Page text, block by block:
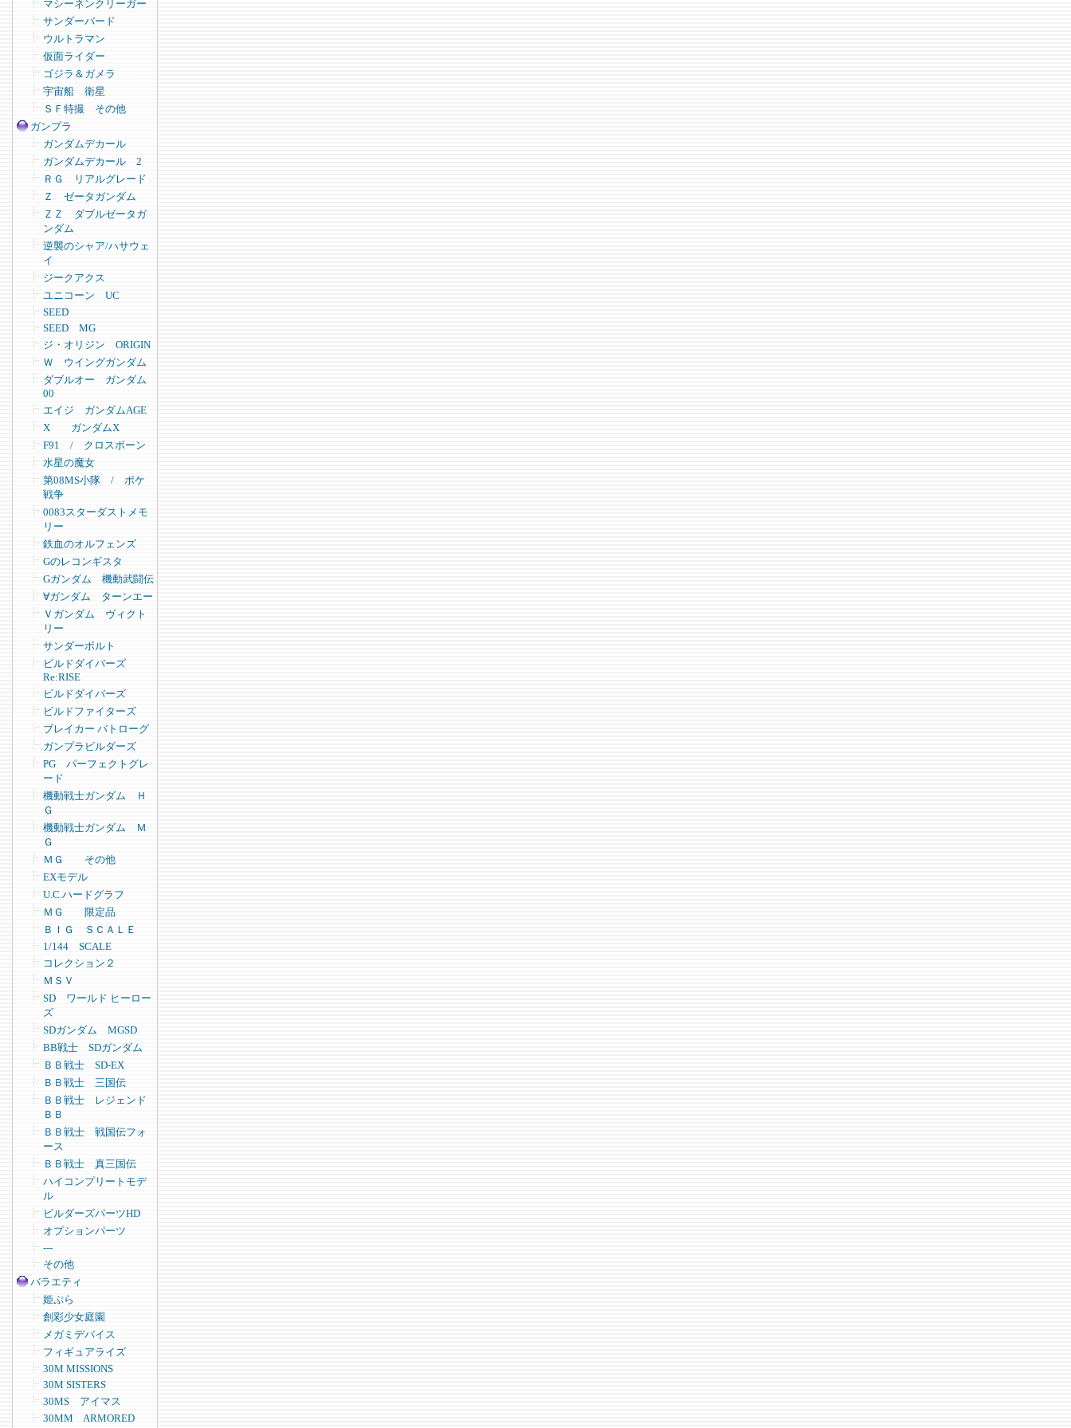
マシーネンクリーガー
サンダーバード
ウルトラマン
仮面ライダー
ゴジラ＆ガメラ
宇宙船 衛星
ＳＦ特撮 その他
ガンプラ
ガンダムデカール
ガンダムデカール 2
ＲＧ リアルグレード
Ｚ ゼータガンダム
ＺＺ ダブルゼータガ
ンダム
逆襲のシャア/ハサウェ
イ
ジークアクス
ユニコーン UC
SEED
SEED MG
ジ・オリジン ORIGIN
Ｗ ウイングガンダム
ダブルオー ガンダム
00
エイジ ガンダムAGE
X ガンダムX
F91 / クロスボーン
水星の魔女
第08MS小隊 / ポケ
戦争
0083スターダストメモ
リー
鉄血のオルフェンズ
Gのレコンギスタ
Gガンダム 機動武闘伝
∀ガンダム ターンエー
Ｖガンダム ヴィクト
リー
サンダーボルト
ビルドダイバーズ
Re:RISE
ビルドダイバーズ
ビルドファイターズ
ブレイカー バトローグ
ガンプラビルダーズ
PG パーフェクトグレ
ード
機動戦士ガンダム Ｈ
Ｇ
機動戦士ガンダム Ｍ
Ｇ
ＭＧ その他
EXモデル
U.C.ハードグラフ
ＭＧ 限定品
ＢＩＧ ＳＣＡＬＥ
1/144 SCALE
コレクション２
ＭＳＶ
SD ワールド ヒーロー
ズ
SDガンダム MGSD
BB戦士 SDガンダム
ＢＢ戦士 SD-EX
ＢＢ戦士 三国伝
ＢＢ戦士 レジェンド
ＢＢ
ＢＢ戦士 戦国伝フォ
ース
ＢＢ戦士 真三国伝
ハイコンプリートモデ
ル
ビルダーズパーツHD
オプションパーツ
---
その他
バラエティ
姫ぷら
創彩少女庭園
メガミデバイス
フィギュアライズ
30M MISSIONS
30M SISTERS
30MS アイマス
30MM ARMORED